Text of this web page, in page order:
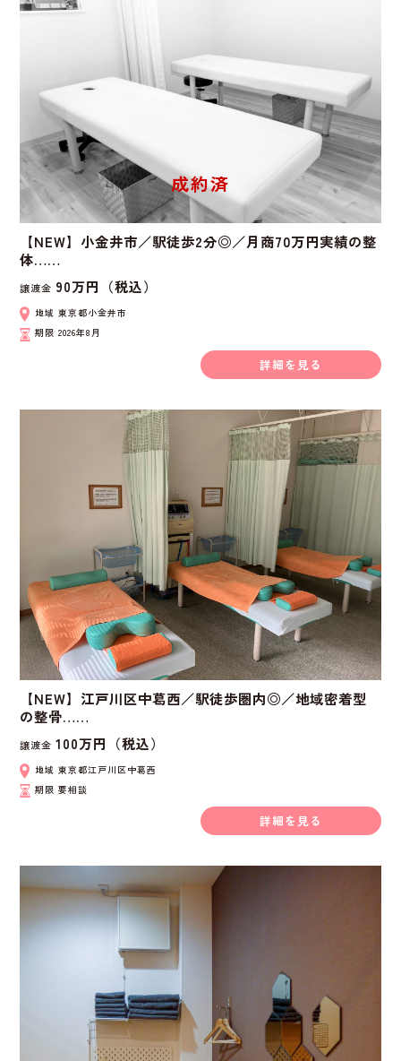
【NEW】小金井市／駅徒歩2分◎／月商70万円実績の整
体……
譲渡金 90万円（税込）
地域東京都小金井市
期限2026年8月
詳細を見る
【NEW】江戸川区中葛西／駅徒歩圏内◎／地域密着型
の整骨……
譲渡金100万円（税込）
地域東京都江戸川区中葛西
期限要相談
詳細を見る